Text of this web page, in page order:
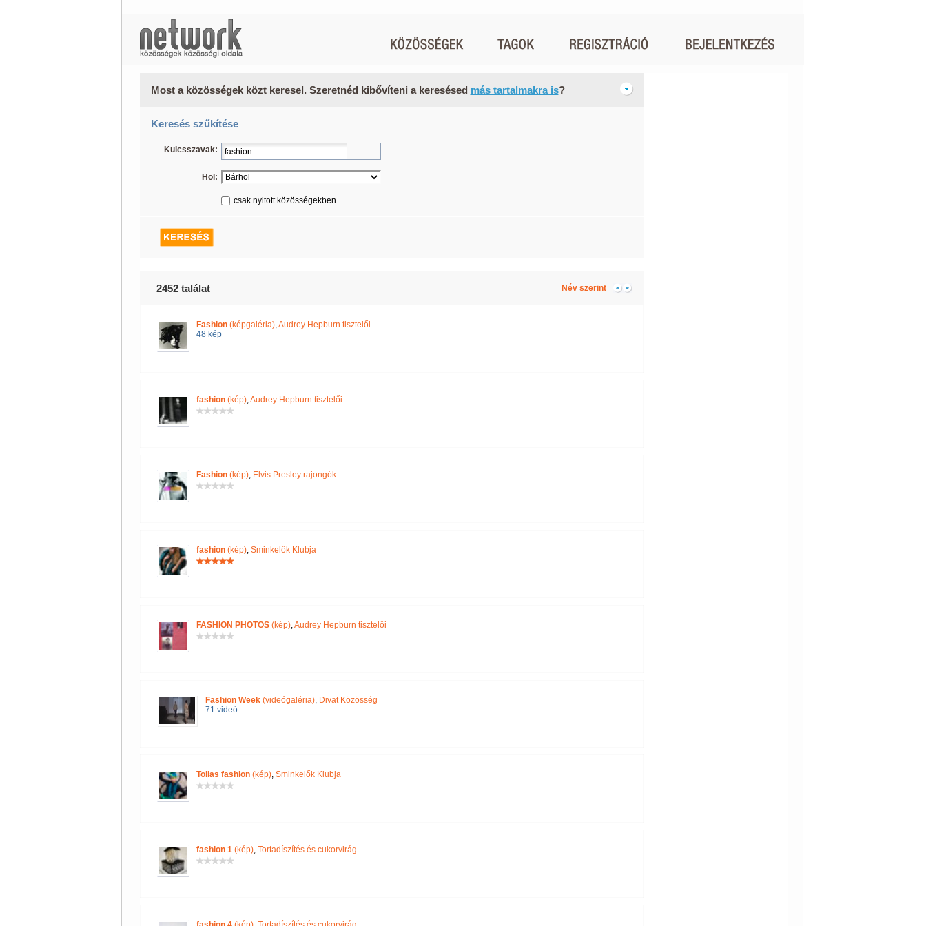
Most a közösségek közt keresel. Szeretnéd kibővíteni a keresésed más tartalmakra is?
Keresés szűkítése
Kulcsszavak:
Hol:
csak nyitott közösségekben
2452 találat Név szerint
Fashion(képgaléria),Audrey Hepburn tisztelői
48 kép
fashion(kép),Audrey Hepburn tisztelői
Fashion(kép), Elvis Presley rajongók
fashion(kép), Sminkelők Klubja
FASHION PHOTOS(kép),Audrey Hepburn tisztelői
Fashion Week(videógaléria), Divat Közösség
71 videó
Tollas fashion(kép), Sminkelők Klubja
fashion 1(kép), Tortadíszítés és cukorvirág